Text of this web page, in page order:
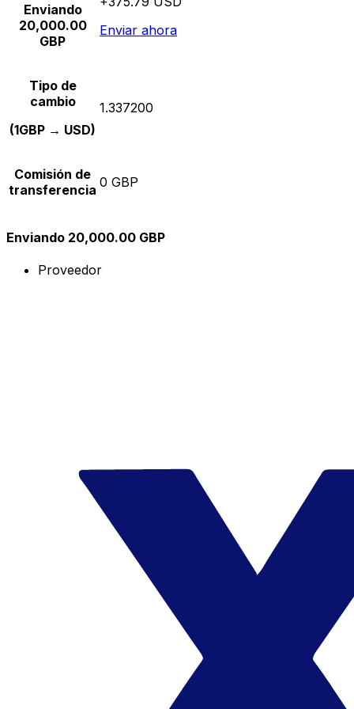
Enviando
20,000.00
GBP
Enviar ahora
Tipo de
cambio
(1GBP → USD)
1.337200
Comisión de
transferencia 0 GBP
Enviando 20,000.00 GBP
Proveedor